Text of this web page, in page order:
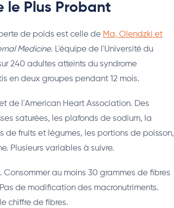
le Plus Probant
de poids est celle de Ma, Olendzki et
Medicine. L'équipe de l'Université du
240 adultes atteints du syndrome
en deux groupes pendant 12 mois.
de l'American Heart Association. Des
saturées, les plafonds de sodium, la
de fruits et légumes, les portions de poisson,
Plusieurs variables à suivre.
Consommer au moins 30 grammes de fibres
de modification des macronutriments.
chiffre de fibres.